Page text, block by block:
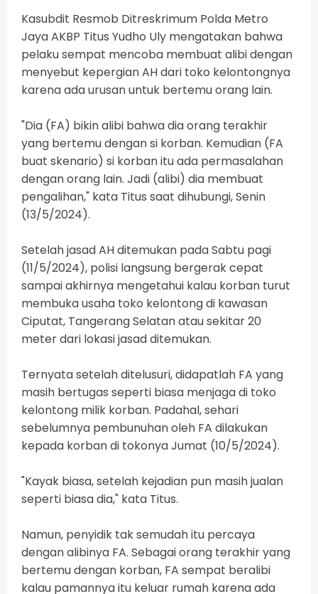
Kasubdit Resmob Ditreskrimum Polda Metro
Jaya AKBP Titus Yudho Uly mengatakan bahwa
pelaku sempat mencoba membuat alibi dengan
menyebut kepergian AH dari toko kelontongnya
karena ada urusan untuk bertemu orang lain.
"Dia (FA) bikin alibi bahwa dia orang terakhir
yang bertemu dengan si korban. Kemudian (FA
buat skenario) si korban itu ada permasalahan
dengan orang lain. Jadi (alibi) dia membuat
pengalihan," kata Titus saat dihubungi, Senin
(13/5/2024).
Setelah jasad AH ditemukan pada Sabtu pagi
(11/5/2024), polisi langsung bergerak cepat
sampai akhirnya mengetahui kalau korban turut
membuka usaha toko kelontong di kawasan
Ciputat, Tangerang Selatan atau sekitar 20
meter dari lokasi jasad ditemukan.
Ternyata setelah ditelusuri, didapatlah FA yang
masih bertugas seperti biasa menjaga di toko
kelontong milik korban. Padahal, sehari
sebelumnya pembunuhan oleh FA dilakukan
kepada korban di tokonya Jumat (10/5/2024).
"Kayak biasa, setelah kejadian pun masih jualan
seperti biasa dia," kata Titus.
Namun, penyidik tak semudah itu percaya
dengan alibinya FA. Sebagai orang terakhir yang
bertemu dengan korban, FA sempat beralibi
kalau pamannya itu keluar rumah karena ada